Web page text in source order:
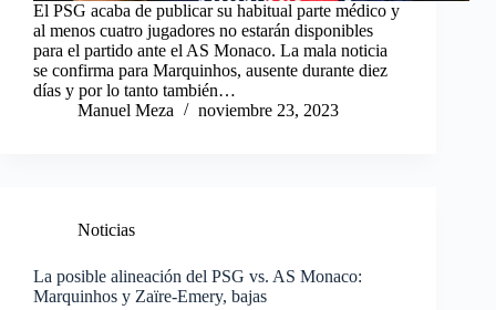
El PSG acaba de publicar su habitual parte médico y
al menos cuatro jugadores no estarán disponibles
para el partido ante el AS Monaco. La mala noticia
se confirma para Marquinhos, ausente durante diez
días y por lo tanto también…
Manuel Meza
noviembre 23, 2023
Noticias
La posible alineación del PSG vs. AS Monaco:
Marquinhos y Zaïre-Emery, bajas